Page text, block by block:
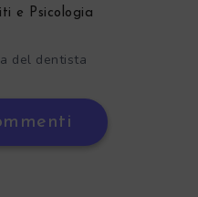
e Psicologia
del dentista